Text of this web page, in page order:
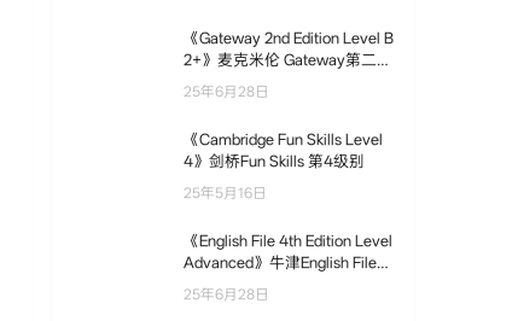
《Gateway 2nd Edition Level B
2+》麦克米伦 Gateway第二版
B2+级别
25年6月28日
《Cambridge Fun Skills Level
4》剑桥Fun Skills 第4级别
25年5月16日
《English File 4th Edition Level
Advanced》牛津English File第
四版 C1级别
25年6月28日